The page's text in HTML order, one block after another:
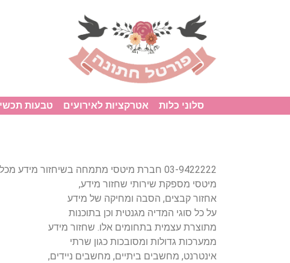
סלוני כלות אטרקציות לאירועים טבעות
03-9422222 חברת מיטסי מתמחה בשיחזור
מיטסי מספקת שירותי שחזור מידע,
אחזור קבצים, הסבה ומחיקה של מידע
על כל סוגי המדיה מגנטית וכן בתוכנות
מתוצרת עצמית בתחומים אלו. שחזור מידע
ממערכות גדולות ומסובכות כגון שרתי
אינטרנט, מחשבים ביתיים, מחשבים ניידים,